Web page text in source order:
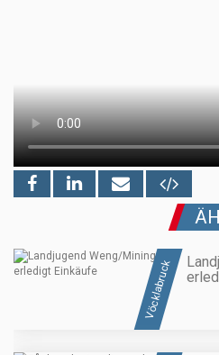
Vöcklabruck